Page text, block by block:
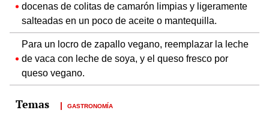
docenas de colitas de camarón limpias y ligeramente
salteadas en un poco de aceite o mantequilla.
Para un locro de zapallo vegano, reemplazar la leche
de vaca con leche de soya, y el queso fresco por
queso vegano.
GASTRONOMÍA